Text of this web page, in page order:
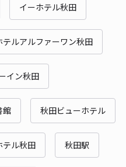
イーホテル秋田
テルアルファーワン秋田
イン秋田
館 秋田ビューホテル
テル秋田 秋田駅